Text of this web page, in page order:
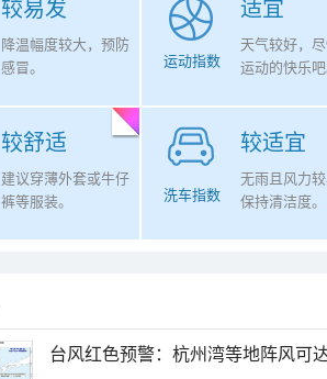
较易发
降温幅度较大，预防
感冒。
适宜
运动指数
天气较好，
运动的快乐
较舒适
建议穿薄外套或牛仔
裤等服装。
较适宜
洗车指数
无雨且风力
保持清洁度。
台风红色预警：杭州湾等地阵风可